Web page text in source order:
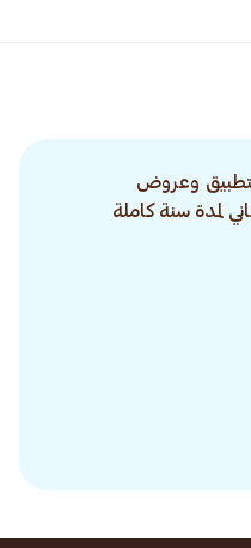
وعروض
لمدة سنة كاملة